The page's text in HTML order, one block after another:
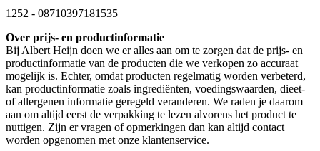
1252 - 08710397181535
Over prijs- en productinformatie
Bij Albert Heijn doen we er alles aan om te zorgen dat de prijs- en
productinformatie van de producten die we verkopen zo accuraat
mogelijk is. Echter, omdat producten regelmatig worden verbeterd,
kan productinformatie zoals ingrediënten, voedingswaarden, dieet-
of allergenen informatie geregeld veranderen. We raden je daarom
aan om altijd eerst de verpakking te lezen alvorens het product te
nuttigen. Zijn er vragen of opmerkingen dan kan altijd contact
worden opgenomen met onze klantenservice.